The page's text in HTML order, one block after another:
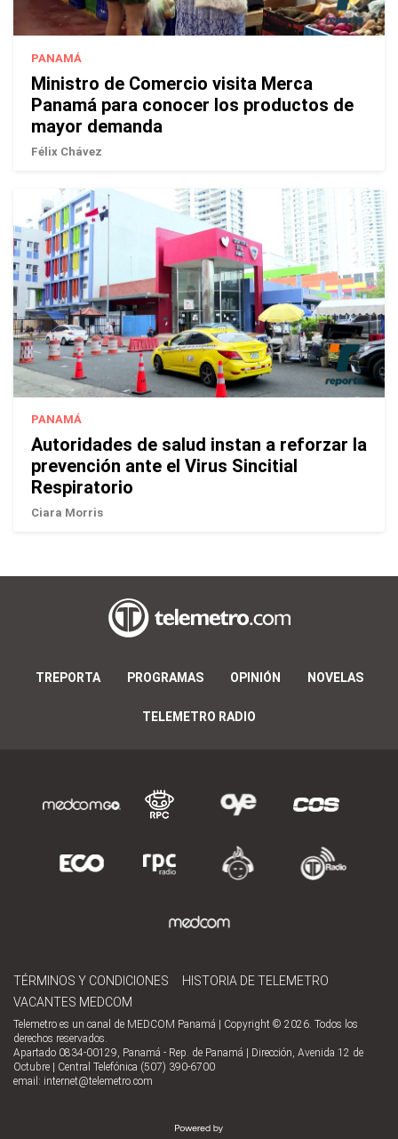
PANAMÁ
Ministro de Comercio visita Merca
Panamá para conocer los productos de
mayor demanda
Félix Chávez
PANAMÁ
Autoridades de salud instan a reforzar la
prevención ante el Virus Sincitial
Respiratorio
Ciara Morris
TREPORTA PROGRAMAS OPINIÓN NOVELAS
TELEMETRO RADIO
TÉRMINOS Y CONDICIONES
HISTORIA DE TELEMETRO
VACANTES MEDCOM
Telemetro es un canal de MEDCOM Panamá | Copyright © 2026. Todos los
derechos reservados.
Apartado 0834-00129, Panamá - Rep. de Panamá | Dirección, Avenida 12 de
Octubre | Central Telefónica (507) 390-6700
email: internet@telemetro.com